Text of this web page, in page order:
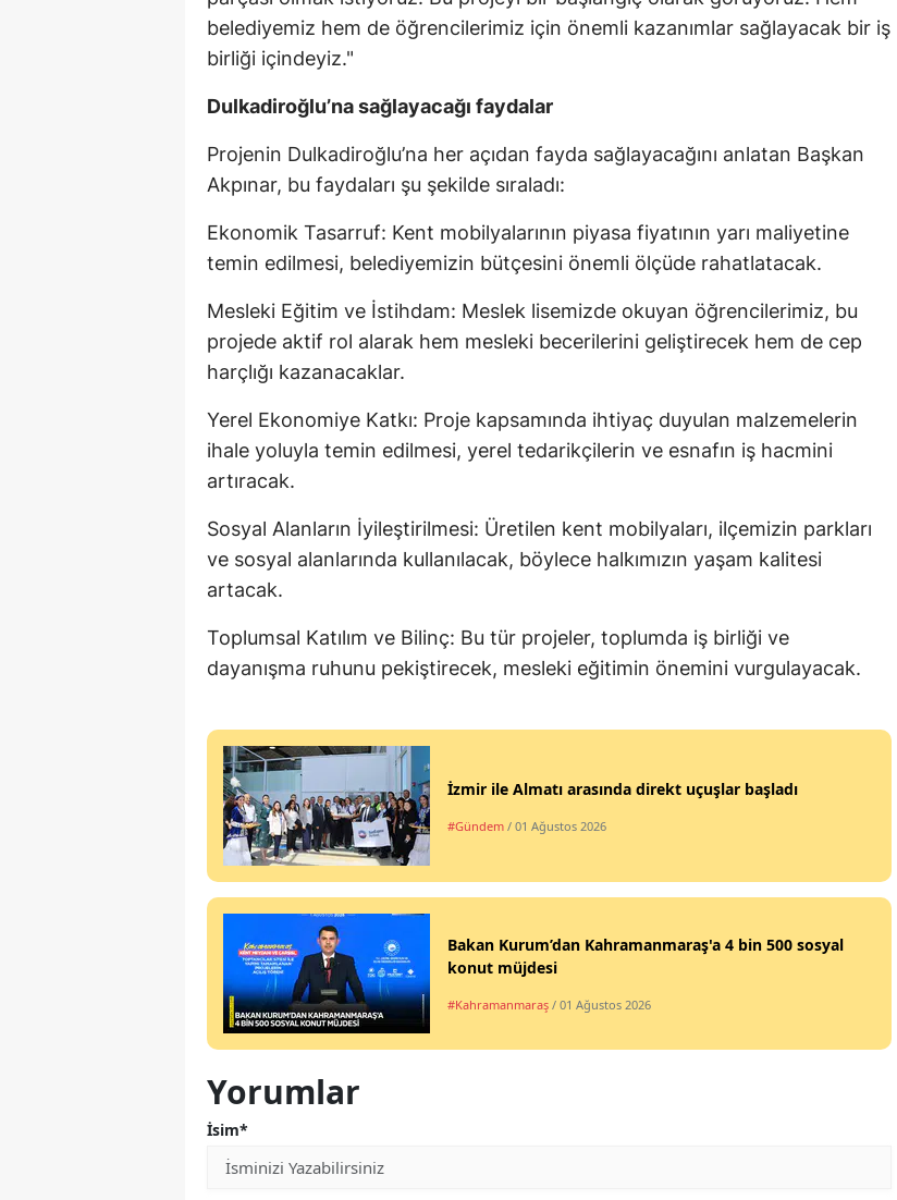
İzmir
Kars
Kastamonu
Kayseri
Kırşehir
Konya
Malatya
Manisa
Muğla
Nevşehir
Niğde
belediyemiz hem de öğrencilerimiz için önemli kazanımlar sağlayacak bir iş
birliği içindeyiz."
Dulkadiroğlu’na sağlayacağı faydalar
Projenin Dulkadiroğlu’na her açıdan fayda sağlayacağını anlatan Başkan
Akpınar, bu faydaları şu şekilde sıraladı:
Ekonomik Tasarruf: Kent mobilyalarının piyasa fiyatının yarı maliyetine
temin edilmesi, belediyemizin bütçesini önemli ölçüde rahatlatacak.
Mesleki Eğitim ve İstihdam: Meslek lisemizde okuyan öğrencilerimiz, bu
projede aktif rol alarak hem mesleki becerilerini geliştirecek hem de cep
harçlığı kazanacaklar.
Yerel Ekonomiye Katkı: Proje kapsamında ihtiyaç duyulan malzemelerin
ihale yoluyla temin edilmesi, yerel tedarikçilerin ve esnafın iş hacmini
artıracak.
Sosyal Alanların İyileştirilmesi: Üretilen kent mobilyaları, ilçemizin parkları
ve sosyal alanlarında kullanılacak, böylece halkımızın yaşam kalitesi
artacak.
Toplumsal Katılım ve Bilinç: Bu tür projeler, toplumda iş birliği ve
dayanışma ruhunu pekiştirecek, mesleki eğitimin önemini vurgulayacak.
İzmir ile Almatı arasında direkt uçuşlar başladı
#Gündem / 01 Ağustos 2026
Bakan Kurum’dan Kahramanmaraş'a 4 bin 500 sosyal
konut müjdesi
#Kahramanmaraş / 01 Ağustos 2026
Yorumlar
İsim*